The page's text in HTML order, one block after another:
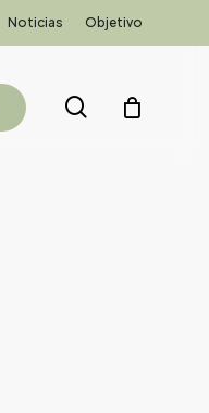
Noticias Objetivo
search